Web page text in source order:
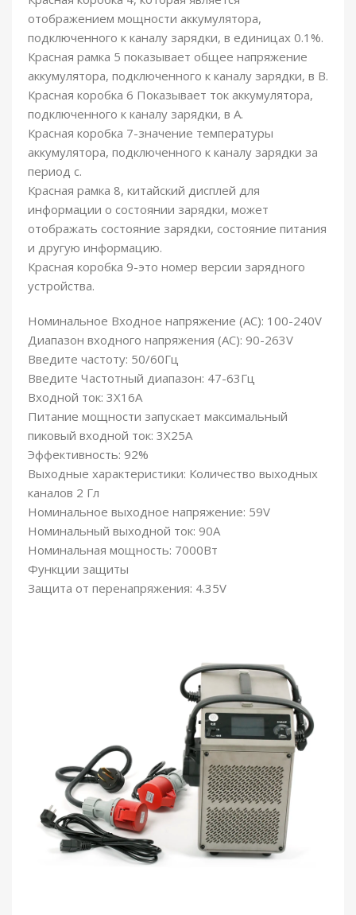
отображением мощности аккумулятора,
подключенного к каналу зарядки, в единицах 0.1%.
Красная рамка 5 показывает общее напряжение
аккумулятора, подключенного к каналу зарядки, в В.
Красная коробка 6 Показывает ток аккумулятора,
подключенного к каналу зарядки, в A.
Красная коробка 7-значение температуры
аккумулятора, подключенного к каналу зарядки за
период c.
Красная рамка 8, китайский дисплей для
информации о состоянии зарядки, может
отображать состояние зарядки, состояние питания
и другую информацию.
Красная коробка 9-это номер версии зарядного
устройства.
Номинальное Входное напряжение (AC): 100-240V
Диапазон входного напряжения (AC): 90-263V
Введите частоту: 50/60Гц
Введите Частотный диапазон: 47-63Гц
Входной ток: 3X16А
Питание мощности запускает максимальный
пиковый входной ток: 3X25А
Эффективность: 92%
Выходные характеристики: Количество выходных
каналов 2 Гл
Номинальное выходное напряжение: 59V
Номинальный выходной ток: 90А
Номинальная мощность: 7000Вт
Функции защиты
Защита от перенапряжения: 4.35V